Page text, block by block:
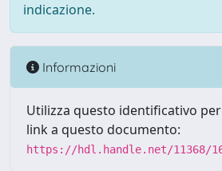
indicazione.
Informazioni
Utilizza questo identificativo
link a questo documento:
https://hdl.handle.net/11368/